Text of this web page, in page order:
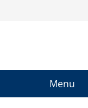
Menu